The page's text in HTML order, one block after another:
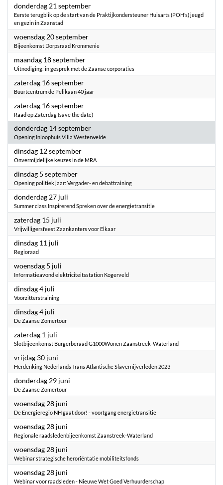
donderdag 21 september2023
Eerste terugblik op de start van de Praktijkondersteuner Huisarts (POH’s) jeugd
en gezin in Zaanstad
woensdag 20 september2023
Bijeenkomst Dorpsraad Krommenie
maandag 18 september2023
Uitnodiging: in gesprek met de Zaanse corporaties
zaterdag 16 september2023
Buurtcentrum de Pelikaan 40 jaar
zaterdag 16 september2023
Raad op Zaterdag (save the date)
donderdag 14 september2023
Opening Inloophuis Villa Westerweide
dinsdag 12 september2023
Onvermijdelijke keuzes in de MRA
dinsdag 5 september2023
Opening politiek jaar: Vergader- en debattraining
donderdag 27 juli
Summer class Inspirerend Spreken over de energietransitie
zaterdag 15 juli
Vrijwilligersfeest Zaankanters voor Elkaar
dinsdag 11 juli
Regioraad
woensdag 5 juli
Informatieavond elektriciteitsstation Kogerveld
dinsdag 4 juli
Voorzitterstraining
dinsdag 4 juli
De Zaanse Zomertour
zaterdag 1 juli
Slotbijeenkomst Burgerberaad G1000Wonen Zaanstreek-Waterland
vrijdag 30 juni
Herdenking Nederlands Trans Atlantische Slavernijverleden 2023
donderdag 29 juni
De Zaanse Zomertour
woensdag 28 juni
De Energieregio NH gaat door! - voortgang energietransitie
woensdag 28 juni
Regionale raadsledenbijeenkomst Zaanstreek-Waterland
woensdag 28 juni
Webinar strategische heroriëntatie mobiliteitsfonds
woensdag 28 juni
Webinar voor raadsleden - Nieuwe Wet Goed Verhuurderschap